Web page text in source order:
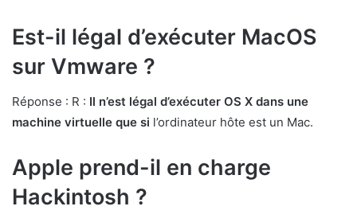
Est-il légal d’exécuter MacOS
sur Vmware ?
Réponse : R : Il n’est légal d’exécuter OS X dans une
machine virtuelle que si l’ordinateur hôte est un Mac.
Apple prend-il en charge
Hackintosh ?